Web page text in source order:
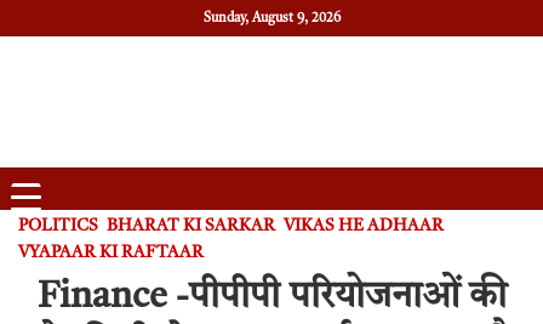
Sunday, August 9, 2026
POLITICS BHARAT KI SARKAR VIKAS HE ADHAAR
VYAPAAR KI RAFTAAR
Finance -पीपीपी परियोजनाओं की